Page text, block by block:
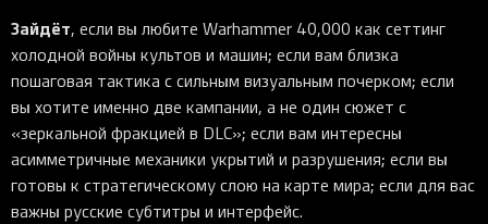
Зайдёт, если вы любите Warhammer 40,000 как сеттинг
холодной войны культов и машин; если вам близка
пошаговая тактика с сильным визуальным почерком; если
вы хотите именно две кампании, а не один сюжет с
«зеркальной фракцией в DLC»; если вам интересны
асимметричные механики укрытий и разрушения; если вы
готовы к стратегическому слою на карте мира; если для вас
важны русские субтитры и интерфейс.